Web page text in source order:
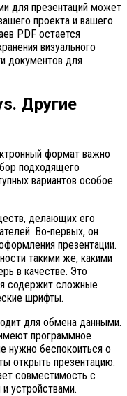
для презентаций может
проекта и вашего
PDF остается
визуального
документов для
Другие
формат важно
подходящего
вариантов особое
делающих его
Во-первых, он
презентации.
такими же, какими
в качестве. Это
содержит сложные
шрифты.
для обмена данными.
программное
нужно беспокоиться о
открыть презентацию.
совместимость с
устройствами.